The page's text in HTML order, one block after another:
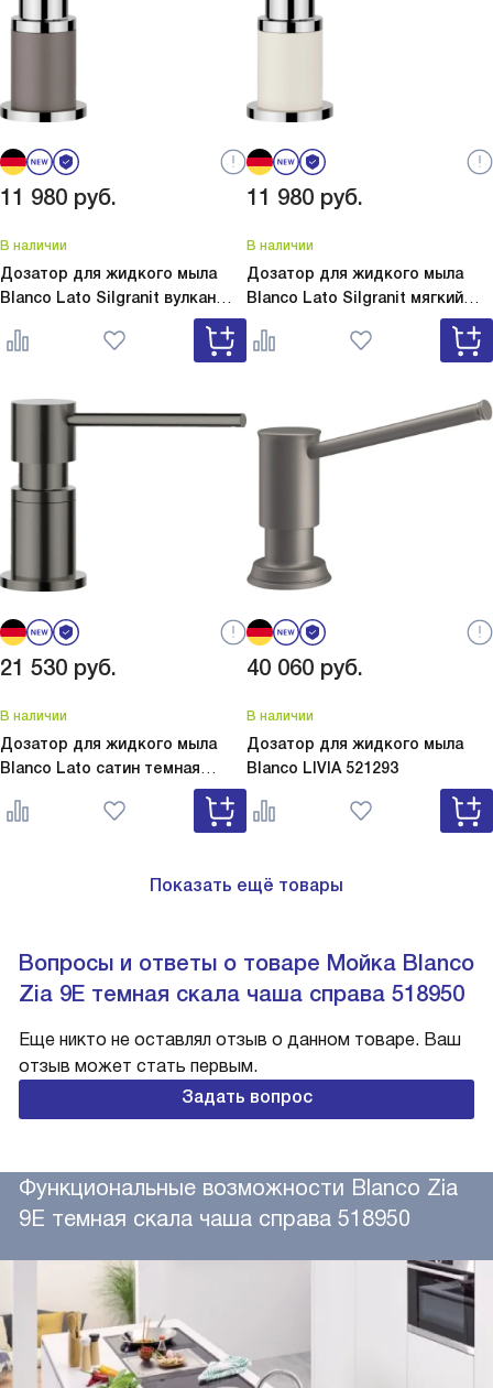
11 980 руб.
В наличии
Дозатор для жидкого мыла
Blanco Lato Silgranit вулкан
Lato Silgranit вулкан
серый 526954
11 980 руб.
В наличии
Дозатор для жидкого мыла
Blanco Lato Silgranit мягкий
Lato Silgranit мягкий
белый 526955
21 530 руб.
В наличии
Дозатор для жидкого мыла
Blanco Lato сатин темная
Lato сатин темная сталь
527743
40 060 руб.
В наличии
Дозатор для жидкого мыла
Blanco LIVIA 521293
Показать ещё товары
Вопросы и ответы о товаре Мойка Blanco
Zia 9E темная скала чаша справа 518950
Еще никто не оставлял отзыв о данном товаре. Ваш
отзыв может стать первым.
Задать вопрос
Функциональные возможности Blanco Zia
9E темная скала чаша справа 518950